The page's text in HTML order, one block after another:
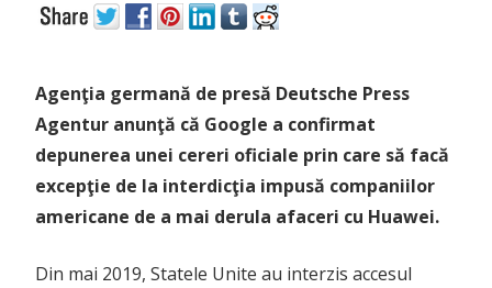
Agenţia germană de presă Deutsche Press
Agentur anunţă că Google a confirmat
depunerea unei cereri oficiale prin care să facă
excepţie de la interdicţia impusă companiilor
americane de a mai derula afaceri cu Huawei.
Din mai 2019, Statele Unite au interzis accesul